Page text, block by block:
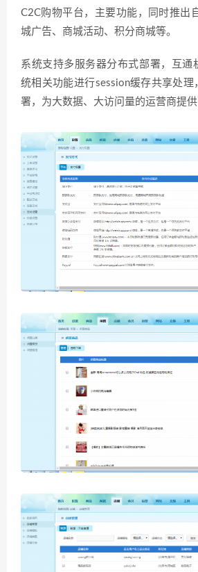
C2C购物平台，主要功能，同时推出
城广告、商城活动、积分商城等。
系统支持多服务器分布式部署，互通
统相关功能进行session缓存共享处理
署，为大数据、大访问量的运营商提供